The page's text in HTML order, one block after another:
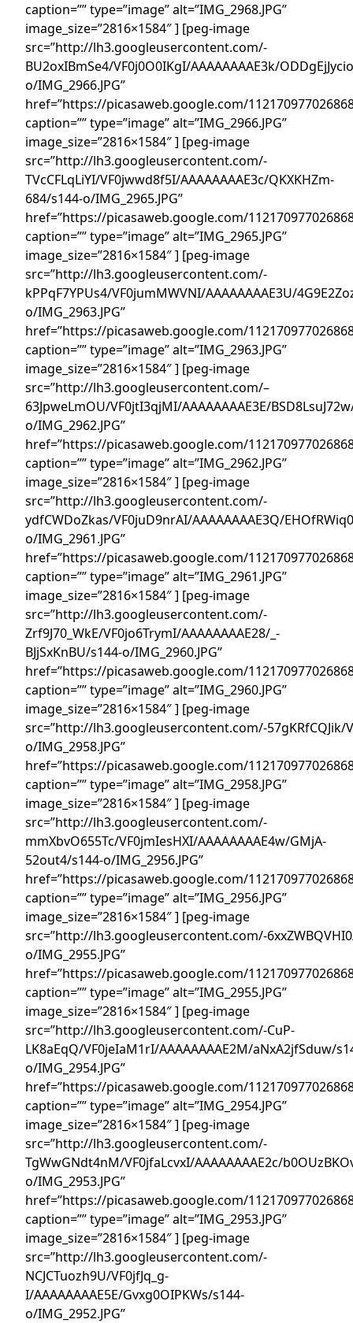
caption=”” type=”image” alt=”IMG_2968.JPG”
image_size=”2816×1584″ ] [peg-image
src=”http://lh3.googleusercontent.com/-
BU2oxIBmSe4/VF0j0O0IKgI/AAAAAAAAE3k/
o/IMG_2966.JPG”
href=”https://picasaweb.google.com/
caption=”” type=”image” alt=”IMG_2966.JPG”
image_size=”2816×1584″ ] [peg-image
src=”http://lh3.googleusercontent.com/-
TVcCFLqLiYI/VF0jwwd8f5I/AAAAAAAAE3c/QKXKHZm-
684/s144-o/IMG_2965.JPG”
href=”https://picasaweb.google.com/
caption=”” type=”image” alt=”IMG_2965.JPG”
image_size=”2816×1584″ ] [peg-image
src=”http://lh3.googleusercontent.com/-
kPPqF7YPUs4/VF0jumMWVNI/AAAAAAAAE3U/
o/IMG_2963.JPG”
href=”https://picasaweb.google.com/
caption=”” type=”image” alt=”IMG_2963.JPG”
image_size=”2816×1584″ ] [peg-image
src=”http://lh3.googleusercontent.com/–
63JpweLmOU/VF0jtI3qjMI/AAAAAAAAE3E/
o/IMG_2962.JPG”
href=”https://picasaweb.google.com/
caption=”” type=”image” alt=”IMG_2962.JPG”
image_size=”2816×1584″ ] [peg-image
src=”http://lh3.googleusercontent.com/-
ydfCWDoZkas/VF0juD9nrAI/AAAAAAAAE3Q/
o/IMG_2961.JPG”
href=”https://picasaweb.google.com/
caption=”” type=”image” alt=”IMG_2961.JPG”
image_size=”2816×1584″ ] [peg-image
src=”http://lh3.googleusercontent.com/-
Zrf9J70_WkE/VF0jo6TrymI/AAAAAAAAE28/_-
BJjSxKnBU/s144-o/IMG_2960.JPG”
href=”https://picasaweb.google.com/
caption=”” type=”image” alt=”IMG_2960.JPG”
image_size=”2816×1584″ ] [peg-image
src=”http://lh3.googleusercontent.com/-57gKRfCQJik/
o/IMG_2958.JPG”
href=”https://picasaweb.google.com/
caption=”” type=”image” alt=”IMG_2958.JPG”
image_size=”2816×1584″ ] [peg-image
src=”http://lh3.googleusercontent.com/-
mmXbvO655Tc/VF0jmIesHXI/AAAAAAAAE4w/GMjA-
52out4/s144-o/IMG_2956.JPG”
href=”https://picasaweb.google.com/
caption=”” type=”image” alt=”IMG_2956.JPG”
image_size=”2816×1584″ ] [peg-image
src=”http://lh3.googleusercontent.com/-
o/IMG_2955.JPG”
href=”https://picasaweb.google.com/
caption=”” type=”image” alt=”IMG_2955.JPG”
image_size=”2816×1584″ ] [peg-image
src=”http://lh3.googleusercontent.com/-CuP-
LK8aEqQ/VF0jeIaM1rI/AAAAAAAAE2M/aNxA2jfSduw/
o/IMG_2954.JPG”
href=”https://picasaweb.google.com/
caption=”” type=”image” alt=”IMG_2954.JPG”
image_size=”2816×1584″ ] [peg-image
src=”http://lh3.googleusercontent.com/-
TgWwGNdt4nM/VF0jfaLcvxI/AAAAAAAAE2c/
o/IMG_2953.JPG”
href=”https://picasaweb.google.com/
caption=”” type=”image” alt=”IMG_2953.JPG”
image_size=”2816×1584″ ] [peg-image
src=”http://lh3.googleusercontent.com/-
NCJCTuozh9U/VF0jfJq_g-
I/AAAAAAAAE5E/Gvxg0OIPKWs/s144-
o/IMG_2952.JPG”